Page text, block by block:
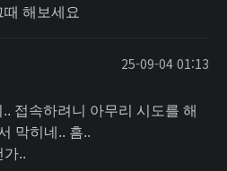
때 해보세요
25-09-04 01:13
접속하려니 아무리 시도를 해
막히네.. 흠..
가..